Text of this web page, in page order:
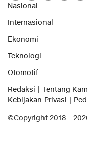
Nasional
Internasional
Ekonomi
Teknologi
Otomotif
Redaksi
Tentang
Kebijakan Privasi
©Copyright 2018 –